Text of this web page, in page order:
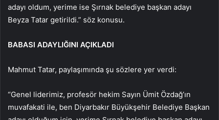
adayı oldum, yerime ise Şırnak belediye başkan adayı
Beyza Tatar getirildi.” söz konusu.
BABASI ADAYLIĞINI AÇIKLADI
Mahmut Tatar, paylaşımında şu sözlere yer verdi:
“Genel liderimiz, profesör hekim Sayın Ümit Özdağ’ın
muvafakati ile, ben Diyarbakır Büyükşehir Belediye Başkan